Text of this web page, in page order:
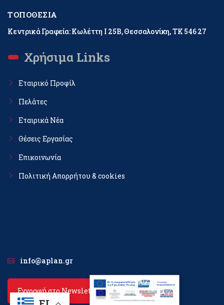
ΤΟΠΟΘΕΣΊΑ
Κεντρικά Γραφεία: Κωλέττη Ι 25Β, Θεσσαλονίκη, ΤΚ 546 27
Χρήσιμα Links
Εταιρικό Προφίλ
Πελάτες
Εταιρικά Νέα
Θέσεις Εργασίας
Επικοινωνία
Πολιτική Απορρήτου & cookies
info@aplan.gr
Εγγραφή στο Newsletter